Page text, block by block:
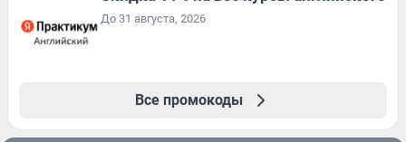
До 31 августа, 2026
Все промокоды